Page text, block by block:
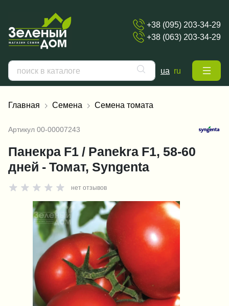
+38 (095) 203-34-29
+38 (063) 203-34-29
ua ru
Главная Семена Семена томата
Артикул 00-00007243
Панекра F1 / Panekra F1, 58-60
дней - Томат, Syngenta
нет отзывов